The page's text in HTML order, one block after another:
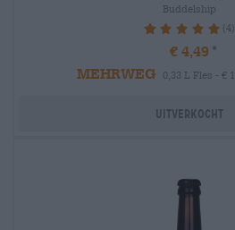
Buddelship
100% (4)
€ 4,49
MEHRWEG
0,33 L Fles - €
Uitverkocht